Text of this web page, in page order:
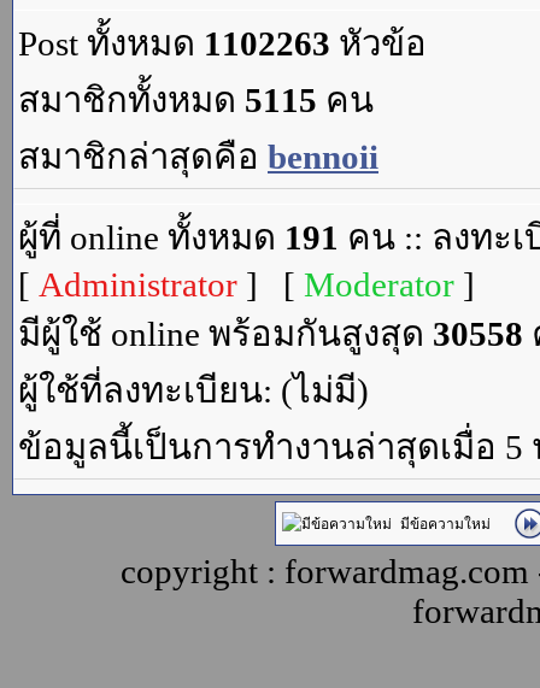
Post ทั้งหมด 1102263 หัวข้อ
สมาชิกทั้งหมด 5115 คน
สมาชิกล่าสุดคือ bennoii
ผู้ที่ online ทั้งหมด 191 คน :: ลงทะ
[ Administrator ] [ Moderator ]
มีผู้ใช้ online พร้อมกันสูงสุด 30558
ผู้ใช้ที่ลงทะเบียน: (ไม่มี)
ข้อมูลนี้เป็นการทำงานล่าสุดเมื่อ 5
มีข้อความใหม่
copyright :